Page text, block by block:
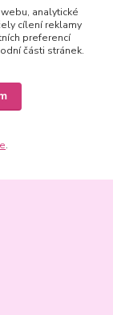
analytické
cílení reklamy
preferencí
části stránek.
.